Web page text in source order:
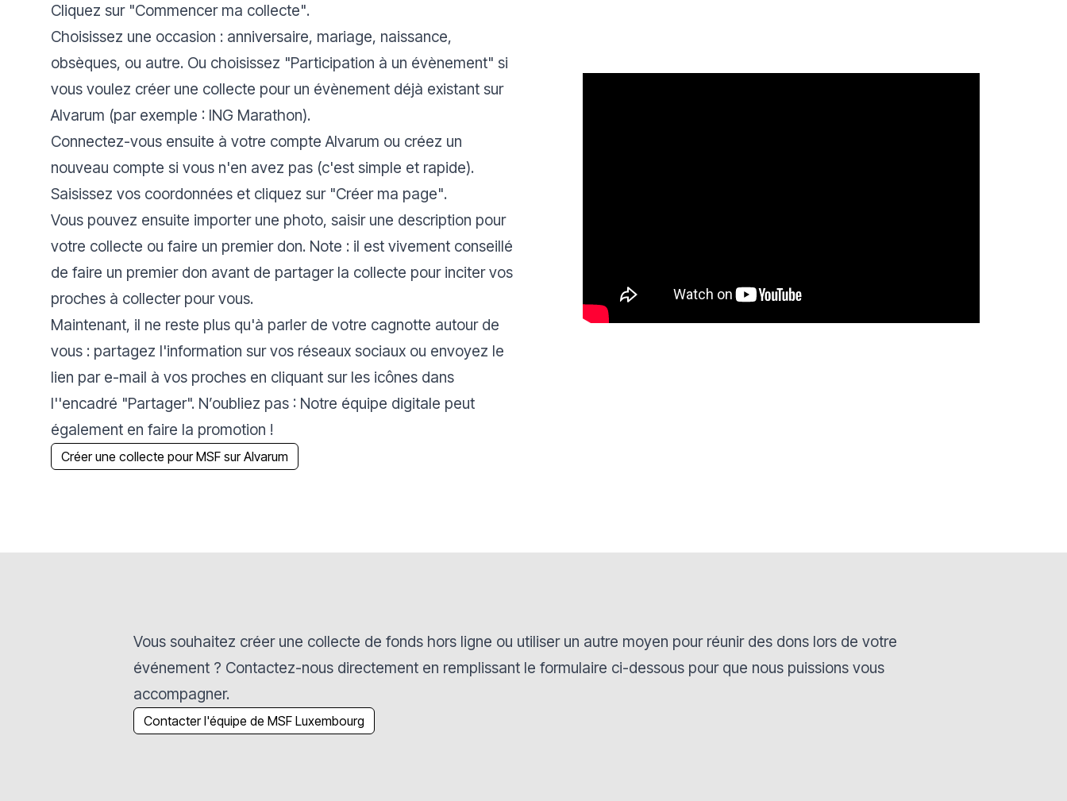
Cliquez sur "Commencer ma collecte".
Choisissez une occasion : anniversaire, mariage, naissance,
obsèques, ou autre. Ou choisissez "Participation à un évènement" si
vous voulez créer une collecte pour un évènement déjà existant sur
Alvarum (par exemple : ING Marathon).
Connectez-vous ensuite à votre compte Alvarum ou créez un
nouveau compte si vous n'en avez pas (c'est simple et rapide).
Saisissez vos coordonnées et cliquez sur "Créer ma page".
Vous pouvez ensuite importer une photo, saisir une description pour
votre collecte ou faire un premier don. Note : il est vivement conseillé
de faire un premier don avant de partager la collecte pour inciter vos
proches à collecter pour vous.
Maintenant, il ne reste plus qu'à parler de votre cagnotte autour de
vous : partagez l'information sur vos réseaux sociaux ou envoyez le
lien par e-mail à vos proches en cliquant sur les icônes dans
l''encadré "Partager". N’oubliez pas : Notre équipe digitale peut
également en faire la promotion !
Créer une collecte pour MSF sur Alvarum
Vous souhaitez créer une collecte de fonds hors ligne ou utiliser un autre moyen pour réunir des dons lors de votre
événement ? Contactez-nous directement en remplissant le formulaire ci-dessous pour que nous puissions vous
accompagner.
Contacter l'équipe de MSF Luxembourg